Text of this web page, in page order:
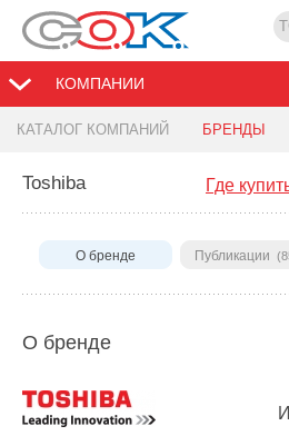
КОМПАНИИ
КАТАЛОГ КОМПАНИЙ БРЕНДЫ
Где
Toshiba
О бренде Публикации
О бренде